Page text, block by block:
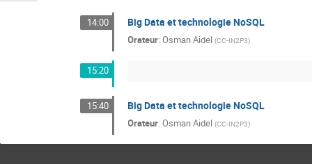
14:00 Big Data et technologie NoSQL
Orateur:Osman Aidel (CC-IN2P3)
15:20
15:40 Big Data et technologie NoSQL
Orateur:Osman Aidel (CC-IN2P3)